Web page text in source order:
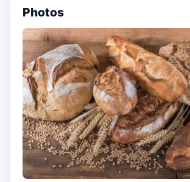
Photos